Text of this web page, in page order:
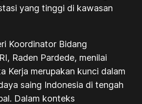
yang tinggi di kawasan
Koordinator Bidang
Raden Pardede, menilai
Kerja merupakan kunci dalam
saing Indonesia di tengah
Dalam konteks